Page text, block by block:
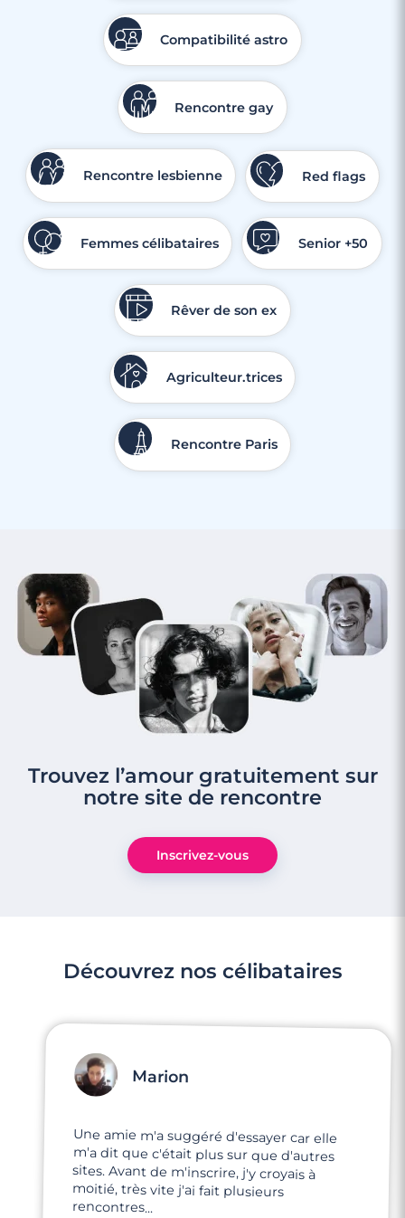
Compatibilité astro
Rencontre gay
Rencontre lesbienne Red flags
Femmes célibataires Senior +50
Rêver de son ex
Agriculteur.trices
Rencontre Paris
Trouvez l’amour gratuitement sur
notre site de rencontre
Inscrivez-vous
Découvrez nos célibataires
Marion
Une amie m'a suggéré d'essayer car elle
m'a dit que c'était plus sur que d'autres
sites. Avant de m'inscrire, j'y croyais à
moitié, très vite j'ai fait plusieurs
rencontres...